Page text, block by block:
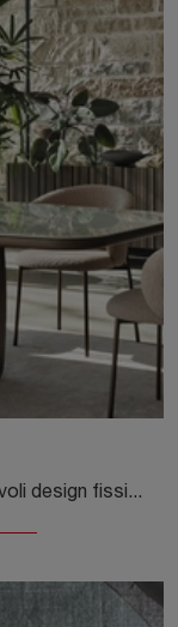
Clicca e scopri una ricca gamma di Tavoli design fissi da pranzo! Il modello Twins ceramica di Calligaris ti aspetta.